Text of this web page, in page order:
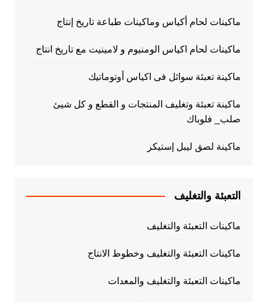
ماكينات لحام أكياس وماكينات طباعة تاريخ إنتاج
ماكينات لحام اكياس الومنيوم و لامينيت مع تاريخ انتاج
ماكينة تعبئة سوائل فى اكياس أوتوماتيك
ماكينة تعبئة وتغليف المنتجات و القطع و كل شيئ
صلب_ فلوباك
ماكينة لصق ليبل إستيكر
التعبئة والتغليف
ماكينات التعبئة والتغليف
ماكينات التعبئة والتغليف وخطوط الانتاج
ماكينات التعبئة والتغليف والمعدات